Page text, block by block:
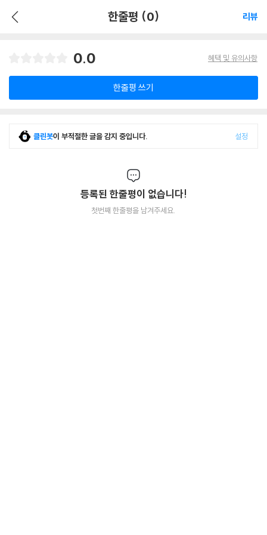
한줄평 (0) 리뷰
0.0 혜택 및 유의사항
한줄평 쓰기
클린봇이 부적절한 글을 감지 중입니다. 설정
등록된 한줄평이 없습니다!
첫번째 한줄평을 남겨주세요.